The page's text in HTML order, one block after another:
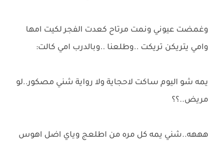
وغمضت عيوني ونمت مرتاح كعدت الفجر لكيت امها
وامي يتريكن تريكت ..وطلعنا ..وبالدرب امي كالت:
يمه شو اليوم ساكت لاحجاية ولا رواية شني مصكور..لو
مريض..؟؟
هههه..شني يمه كل مره من اطلعج وياي اضل اهوس